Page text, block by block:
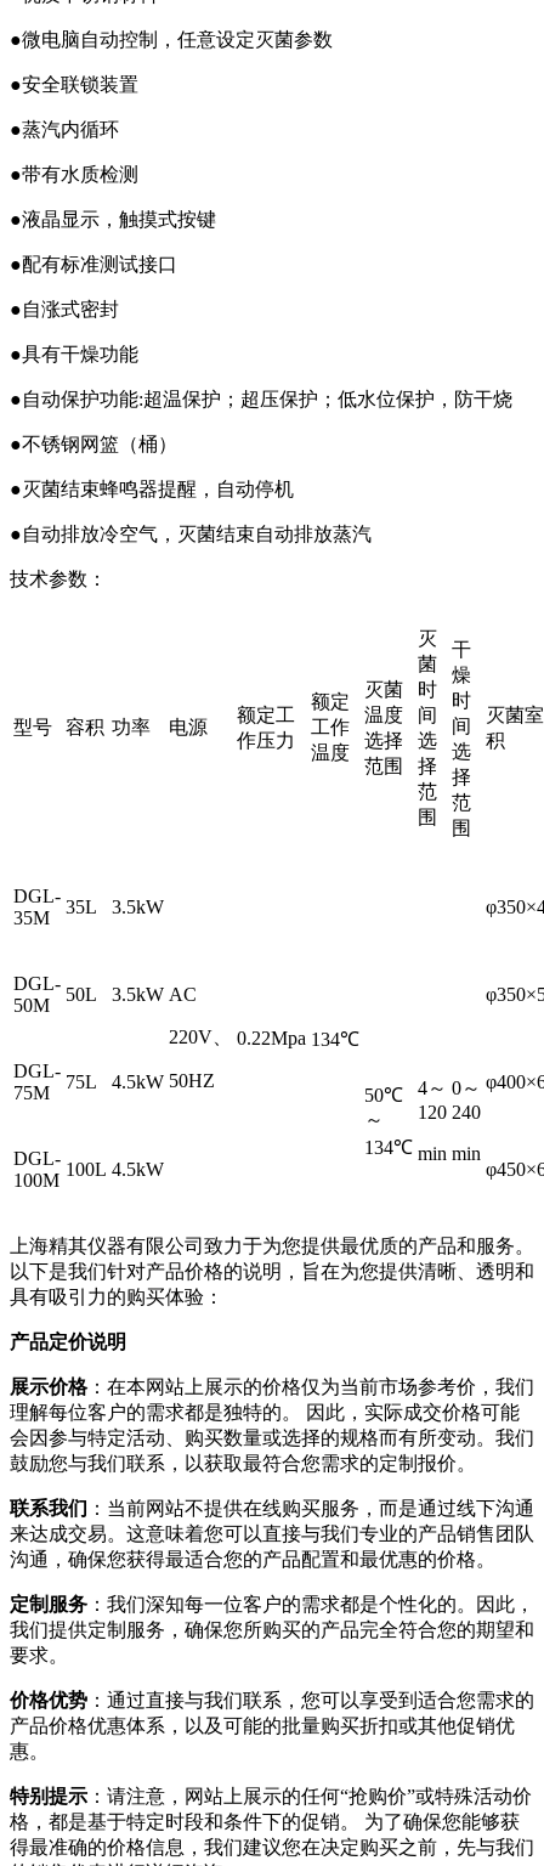
●微电脑自动控制，任意设定灭菌参数
●安全联锁装置
●蒸汽内循环
●带有水质检测
●液晶显示，触摸式按键
●配有标准测试接口
●自涨式密封
●具有干燥功能
●自动保护功能:超温保护；超压保护；低水位保护，防干烧
●不锈钢网篮（桶）
●灭菌结束蜂鸣器提醒，自动停机
●自动排放冷空气，灭菌结束自动排放蒸汽
技术参数：
型号 容积 功率 电源
额定工
作压力
额定
工作
温度
灭菌
温度
选择
范围
灭
菌
时
间
选
择
范
围
干
燥
时
间
选
择
范
围
灭菌
积
DGL-
35M
35L 3.5kW
AC
220V、
50HZ
0.22Mpa 134℃
50℃
～
134℃
4～
120
min
0～
240
min
DGL-
50M
50L 3.5kW
DGL-
75M
75L 4.5kW
DGL-
100M
100L 4.5kW
上海精其仪器有限公司致力于为您提供最优质的产品和服务。
以下是我们针对产品价格的说明，旨在为您提供清晰、透明和
具有吸引力的购买体验：
产品定价说明
展示价格：在本网站上展示的价格仅为当前市场参考价，我们
理解每位客户的需求都是独特的。 因此，实际成交价格可能
会因参与特定活动、购买数量或选择的规格而有所变动。我们
鼓励您与我们联系，以获取最符合您需求的定制报价。
联系我们 ：当前网站不提供在线购买服务，而是通过线下沟通
来达成交易。这意味着您可以直接与我们专业的产品销售团队
沟通，确保您获得最适合您的产品配置和最优惠的价格。
定制服务 ：我们深知每一位客户的需求都是个性化的。因此，
我们提供定制服务，确保您所购买的产品完全符合您的期望和
要求。
价格优势 ：通过直接与我们联系，您可以享受到适合您需求的
产品价格优惠体系，以及可能的批量购买折扣或其他促销优
惠。
特别提示 ：请注意，网站上展示的任何“抢购价”或特殊活动价
格，都是基于特定时段和条件下的促销。 为了确保您能够获
得最准确的价格信息，我们建议您在决定购买之前，先与我们